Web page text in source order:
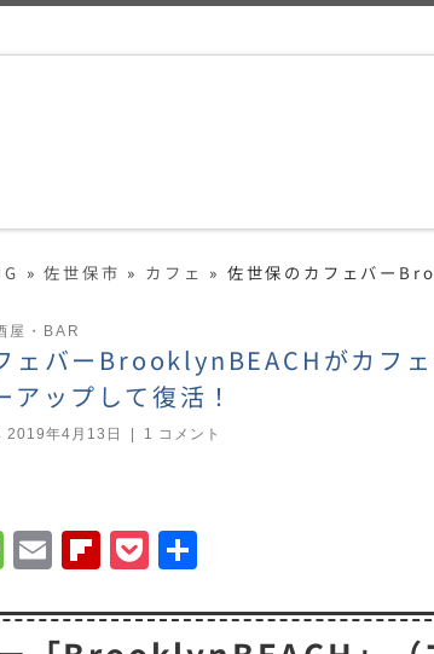
» 佐世保市 » カフェ » 佐世保のカフェバー
屋・BAR
ェバーBrooklynBEACHがカフ
アップして復活！
2019年4月13日 | 1 コメント
M
e
s
E
m
a
F
li
p
P
o
c